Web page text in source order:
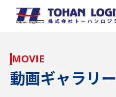
MOVIE
動画ギャラリー